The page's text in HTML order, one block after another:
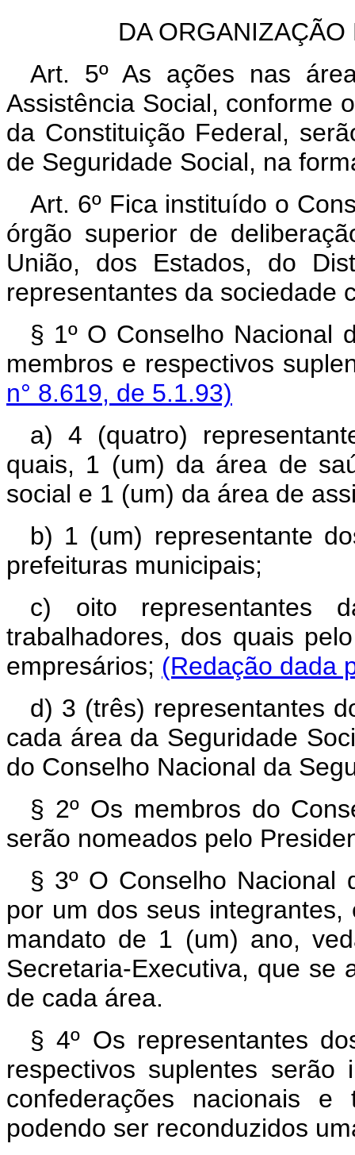
DA
Art. 5º As ações nas
Assistência Social, conforme
da Constituição Federal,
de Seguridade Social, na
Art. 6º Fica instituído o
órgão superior de
União, dos Estados, do
representantes da sociedade
§ 1º O Conselho Nacional
membros e respectivos
n° 8.619, de 5.1.93)
a) 4 (quatro)
quais, 1 (um) da área de
social e 1 (um) da área de
b) 1 (um) representante
prefeituras municipais;
c) oito representantes
trabalhadores, dos quais
empresários; (Redação dada
d) 3 (três) representantes
cada área da Seguridade
do Conselho Nacional da
§ 2º Os membros do
serão nomeados pelo
§ 3º O Conselho Nacional
por um dos seus
mandato de 1 (um) ano,
Secretaria-Executiva, que se
de cada área.
§ 4º Os representantes
respectivos suplentes
confederações nacionais
podendo ser reconduzidos